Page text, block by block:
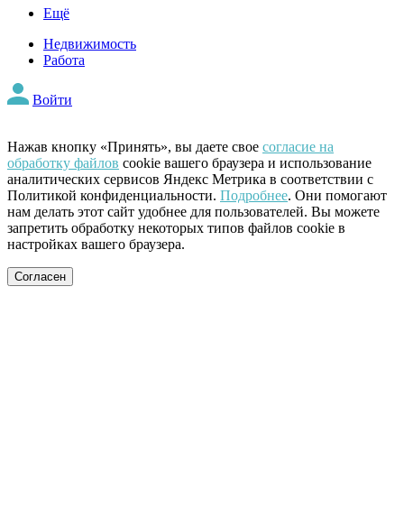
Ещё
Недвижимость
Работа
Войти
Нажав кнопку «Принять», вы даете свое согласие на
обработку файлов cookie вашего браузера и использование
аналитических сервисов Яндекс Метрика в соответствии с
Политикой конфиденциальности. Подробнее. Они помогают
нам делать этот сайт удобнее для пользователей. Вы можете
запретить обработку некоторых типов файлов cookie в
настройках вашего браузера.
Согласен